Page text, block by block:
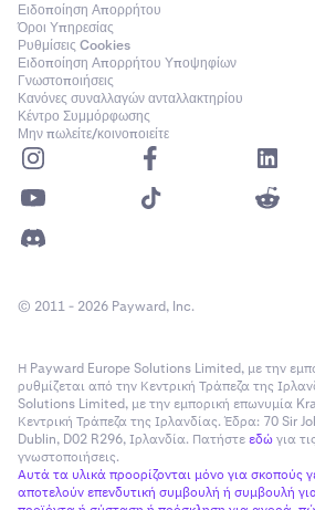
Ειδοποίηση Απορρήτου
Όροι Υπηρεσίας
Ρυθμίσεις Cookies
Ειδοποίηση Απορρήτου Υποψηφίων
Γνωστοποιήσεις
Κανόνες συναλλαγών ανταλλακτηρίου
Κέντρο Συμμόρφωσης
Μην πωλείτε/κοινοποιείτε
© 2011 - 2026 Payward, Inc.
Η Payward Europe Solutions Limited, με την
ρυθμίζεται από την Κεντρική Τράπεζα της
Solutions Limited, με την εμπορική επωνυμία
Κεντρική Τράπεζα της Ιρλανδίας. Έδρα: 70 Sir
Dublin, D02 R296, Ιρλανδία. Πατήστεεδώγια
γνωστοποιήσεις.
Αυτά τα υλικά προορίζονται μόνο για σκοπούς
αποτελούν επενδυτική συμβουλή ή συμβουλή